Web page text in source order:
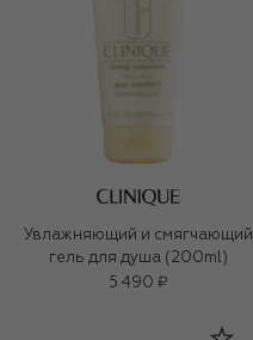
Увлажняющий и смягчающий
гель для душа (200ml)
5 490 ₽